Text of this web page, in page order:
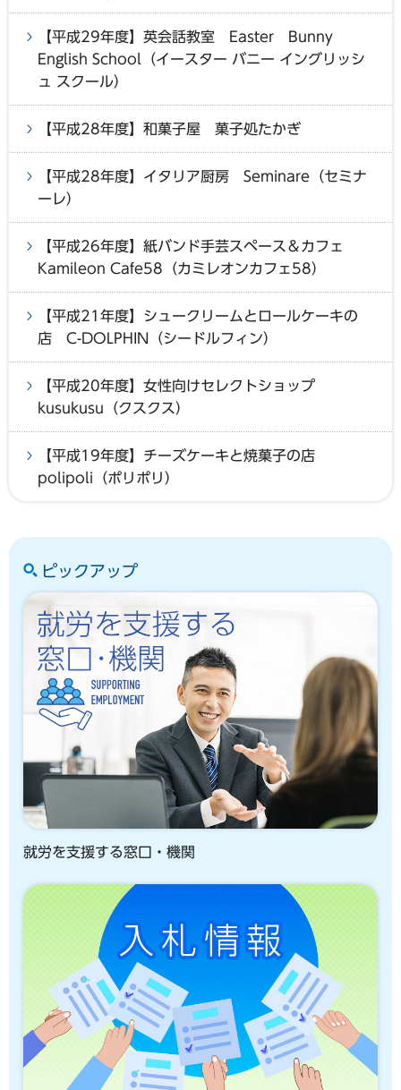
【平成29年度】英会話教室 Easter Bunny
English School（イースター バニー イングリッシ
ュ スクール）
【平成28年度】和菓子屋 菓子処たかぎ
【平成28年度】イタリア厨房 Seminare（セミナ
ーレ）
【平成26年度】紙バンド手芸スペース＆カフェ
Kamileon Cafe58（カミレオンカフェ58）
【平成21年度】シュークリームとロールケーキの
店 C-DOLPHIN（シードルフィン）
【平成20年度】女性向けセレクトショップ
kusukusu（クスクス）
【平成19年度】チーズケーキと焼菓子の店
polipoli（ポリポリ）
ピックアップ
就労を支援する窓口・機関